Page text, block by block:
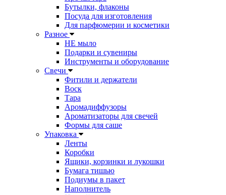
Бутылки, флаконы
Посуда для изготовления
Для парфюмерии и косметики
Разное
НЕ мыло
Подарки и сувениры
Инструменты и оборудование
Свечи
Фитили и держатели
Воск
Тара
Аромадиффузоры
Ароматизаторы для свечей
Формы для саше
Упаковка
Ленты
Коробки
Ящики, корзинки и лукошки
Бумага тишью
Подиумы в пакет
Наполнитель